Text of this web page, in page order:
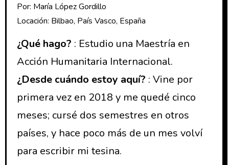
Por: María López Gordillo
Locación: Bilbao, País Vasco, España
¿Qué hago? : Estudio una Maestría en
Acción Humanitaria Internacional.
¿Desde cuándo estoy aquí? : Vine por
primera vez en 2018 y me quedé cinco
meses; cursé dos semestres en otros
países, y hace poco más de un mes volví
para escribir mi tesina.